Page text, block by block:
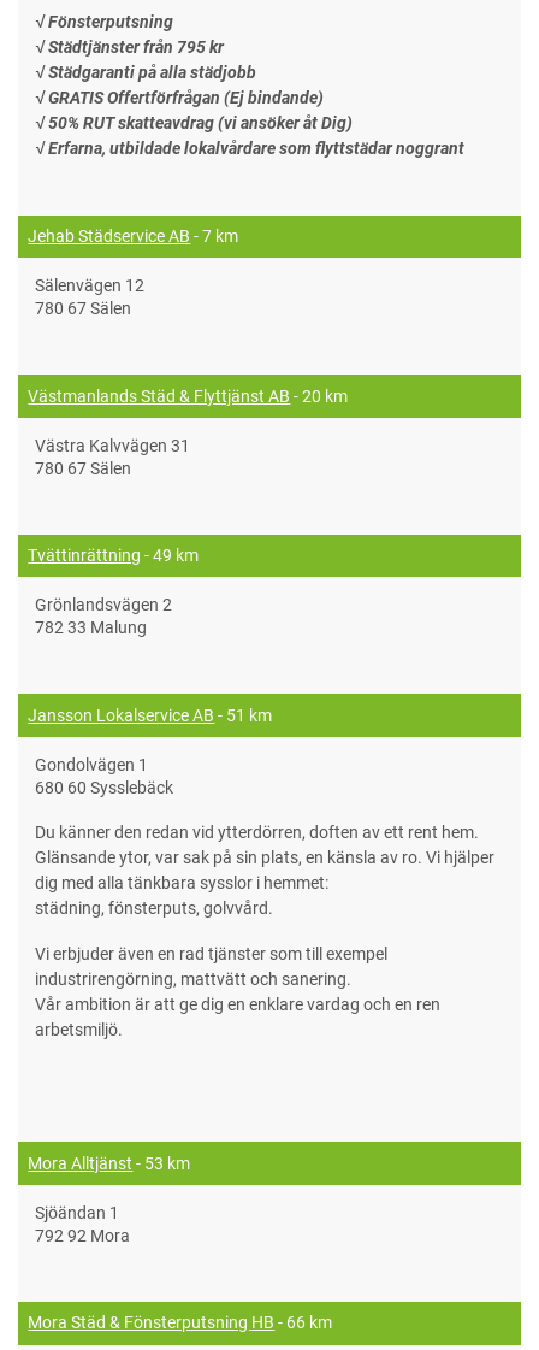
√ Fönsterputsning
√ Städtjänster från 795 kr
√ Städgaranti på alla städjobb
√ GRATIS Offertförfrågan (Ej bindande)
√ 50% RUT skatteavdrag (vi ansöker åt Dig)
√ Erfarna, utbildade lokalvårdare som flyttstädar noggrant
Jehab Städservice AB - 7 km
Sälenvägen 12
780 67 Sälen
Västmanlands Städ & Flyttjänst AB - 20 km
Västra Kalvvägen 31
780 67 Sälen
Tvättinrättning - 49 km
Grönlandsvägen 2
782 33 Malung
Jansson Lokalservice AB - 51 km
Gondolvägen 1
680 60 Sysslebäck
Du känner den redan vid ytterdörren, doften av ett rent hem.
Glänsande ytor, var sak på sin plats, en känsla av ro. Vi hjälper
dig med alla tänkbara sysslor i hemmet:
städning, fönsterputs, golvvård.
Vi erbjuder även en rad tjänster som till exempel
industrirengörning, mattvätt och sanering.
Vår ambition är att ge dig en enklare vardag och en ren
arbetsmiljö.
Mora Alltjänst - 53 km
Sjöändan 1
792 92 Mora
Mora Städ & Fönsterputsning HB - 66 km